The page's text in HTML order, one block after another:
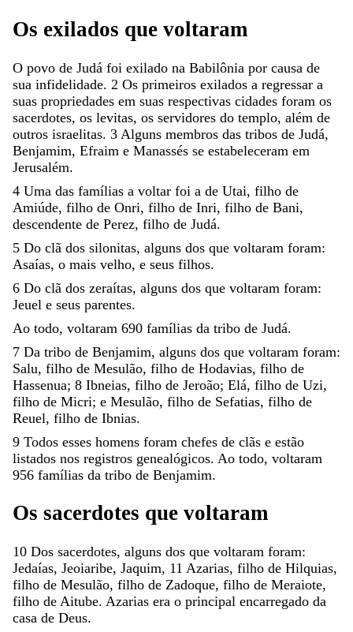
Os exilados que voltaram
O povo de Judá foi exilado na Babilônia por causa de
sua infidelidade. 2 Os primeiros exilados a regressar a
suas propriedades em suas respectivas cidades foram os
sacerdotes, os levitas, os servidores do templo, além de
outros israelitas. 3 Alguns membros das tribos de Judá,
Benjamim, Efraim e Manassés se estabeleceram em
Jerusalém.
4 Uma das famílias a voltar foi a de Utai, filho de
Amiúde, filho de Onri, filho de Inri, filho de Bani,
descendente de Perez, filho de Judá.
5 Do clã dos silonitas, alguns dos que voltaram foram:
Asaías, o mais velho, e seus filhos.
6 Do clã dos zeraítas, alguns dos que voltaram foram:
Jeuel e seus parentes.
Ao todo, voltaram 690 famílias da tribo de Judá.
7 Da tribo de Benjamim, alguns dos que voltaram foram:
Salu, filho de Mesulão, filho de Hodavias, filho de
Hassenua; 8 Ibneias, filho de Jeroão; Elá, filho de Uzi,
filho de Micri; e Mesulão, filho de Sefatias, filho de
Reuel, filho de Ibnias.
9 Todos esses homens foram chefes de clãs e estão
listados nos registros genealógicos. Ao todo, voltaram
956 famílias da tribo de Benjamim.
Os sacerdotes que voltaram
10 Dos sacerdotes, alguns dos que voltaram foram:
Jedaías, Jeoiaribe, Jaquim, 11 Azarias, filho de Hilquias,
filho de Mesulão, filho de Zadoque, filho de Meraiote,
filho de Aitube. Azarias era o principal encarregado da
casa de Deus.